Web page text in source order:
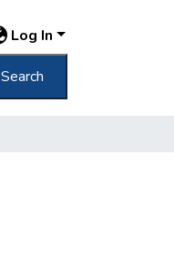
Log In
Search